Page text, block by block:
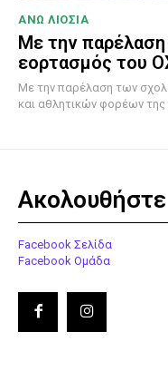
ΑΝΩ ΛΙΟΣΙΑ
Με την
εορτασμός του
Με την παρέλαση των
και αθλητικών φορέων της
Facebook Σελίδα
Facebook Ομάδα